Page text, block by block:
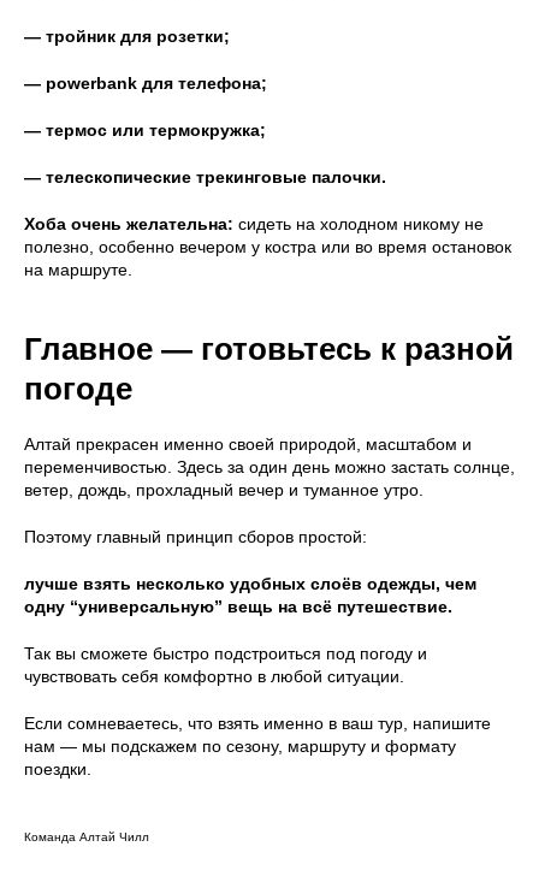
— тройник для розетки;
— powerbank для телефона;
— термос или термокружка;
— телескопические трекинговые палочки.
Хоба очень желательна: сидеть на холодном никому не
полезно, особенно вечером у костра или во время остановок
на маршруте.
Главное — готовьтесь к разной
погоде
Алтай прекрасен именно своей природой, масштабом и
переменчивостью. Здесь за один день можно застать солнце,
ветер, дождь, прохладный вечер и туманное утро.
Поэтому главный принцип сборов простой:
лучше взять несколько удобных слоёв одежды, чем
одну “универсальную” вещь на всё путешествие.
Так вы сможете быстро подстроиться под погоду и
чувствовать себя комфортно в любой ситуации.
Если сомневаетесь, что взять именно в ваш тур, напишите
нам — мы подскажем по сезону, маршруту и формату
поездки.
Команда Алтай Чилл